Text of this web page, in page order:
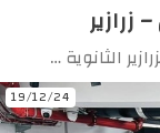
الثانوية …
19/12/24